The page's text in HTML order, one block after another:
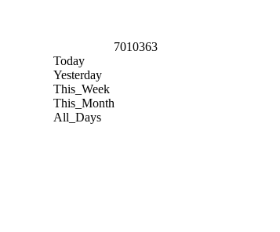
7010363
Today
Yesterday
This_Week
This_Month
All_Days